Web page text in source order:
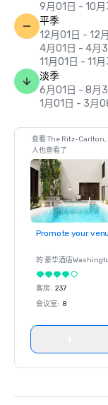
9月01日 - 10月
平季
12月01日 - 12
4月01日 - 4月
11月01日 - 11
淡季
6月01日 - 8月
1月01日 - 3月
查看 The Ritz-Carlton,
人也查看了
Promote your
的 豪华酒店
客房: 237
会议室: 8